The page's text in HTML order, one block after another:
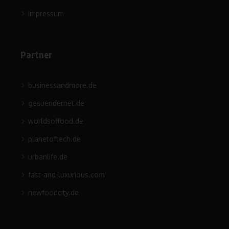
Impressum
Partner
businessandmore.de
gesuendernet.de
worldsoffood.de
planetoftech.de
urbanlife.de
fast-and-luxurious.com
newfoodcity.de